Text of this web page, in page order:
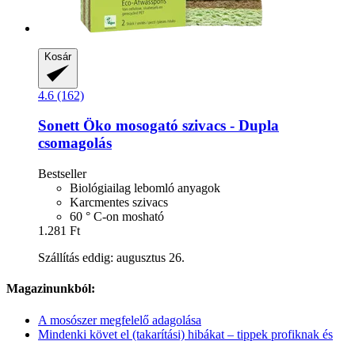
Kosár
4.6 (162)
SonettÖko mosogató szivacs -​ Dupla
csomagolás
Bestseller
Biológiailag lebomló anyagok
Karcmentes szivacs
60 ° C-on mosható
1.281 Ft
Szállítás eddig: augusztus 26.
Magazinunkból:
A mosószer megfelelő adagolása
Mindenki követ el (takarítási) hibákat – tippek profiknak és